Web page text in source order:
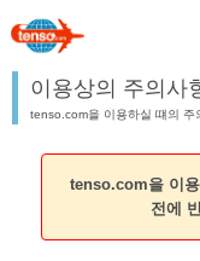
이용상의 주의사
tenso.com을 이용하실 떄의 주
tenso.com을 이용
전에